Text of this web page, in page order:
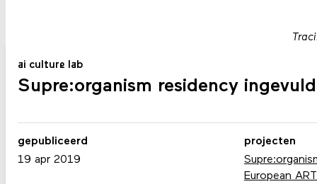
ai culture lab
Supre:organism residency
gepubliceerd
19 apr 2019
projecten
European